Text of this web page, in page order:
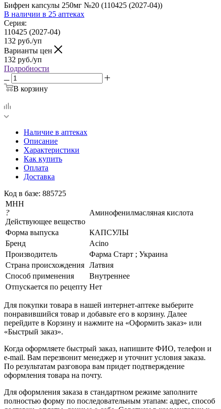
Бифрен капсулы 250мг №20 (110425 (2027-04))
В наличии в 25 аптеках
Серия:
110425 (2027-04)
132 руб./уп
Варианты цен
132 руб./уп
Подробности
В корзину
Наличие в аптеках
Описание
Характеристики
Как купить
Оплата
Доставка
Код в базе: 885725
МНН
?
Действующее вещество
Аминофенилмасляная кислота
Форма выпуска
КАПСУЛЫ
Бренд
Acino
Производитель
Фарма Старт ; Украина
Страна происхождения Латвия
Способ применения
Внутреннее
Отпускается по рецепту Нет
Для покупки товара в нашей интернет-аптеке выберите
понравившийся товар и добавьте его в корзину. Далее
перейдите в Корзину и нажмите на «Оформить заказ» или
«Быстрый заказ».
Когда оформляете быстрый заказ, напишите ФИО, телефон и
e-mail. Вам перезвонит менеджер и уточнит условия заказа.
По результатам разговора вам придет подтверждение
оформления товара на почту.
Для оформления заказа в стандартном режиме заполните
полностью форму по последовательным этапам: адрес, способ